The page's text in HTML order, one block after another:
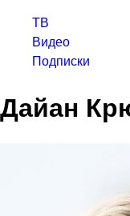
ТВ
Видео
Подписки
Дайан